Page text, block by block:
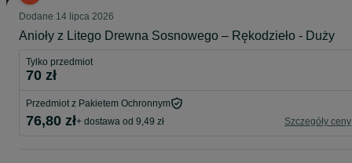
Dodane 14 lipca 2026
Anioły z Litego Drewna Sosnowego – Rękodzieło - Duży
Tylko przedmiot
70 zł
Przedmiot z Pakietem Ochronnym
76,80 zł+ dostawa od 9,49 zł Szczegóły ceny